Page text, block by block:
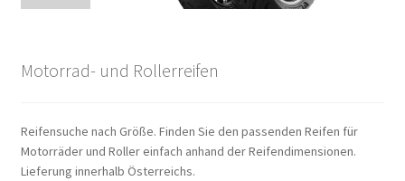
Motorrad- und Rollerreifen
Reifensuche nach Größe. Finden Sie den passenden Reifen für
Motorräder und Roller einfach anhand der Reifendimensionen.
Lieferung innerhalb Österreichs.